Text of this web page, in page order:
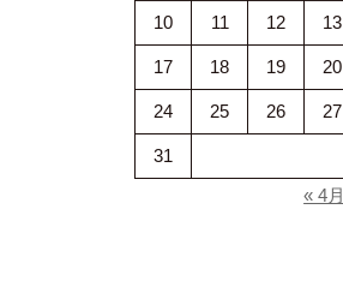
10 11 12 13
17 18 19 20
24 25 26 27
31
« 4月